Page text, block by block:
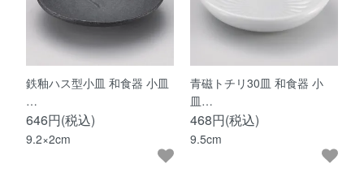
鉄釉ハス型小皿 和食器 小皿
…
646円(税込)
9.2×2cm
青磁トチリ30皿 和食器 小
皿…
468円(税込)
9.5cm